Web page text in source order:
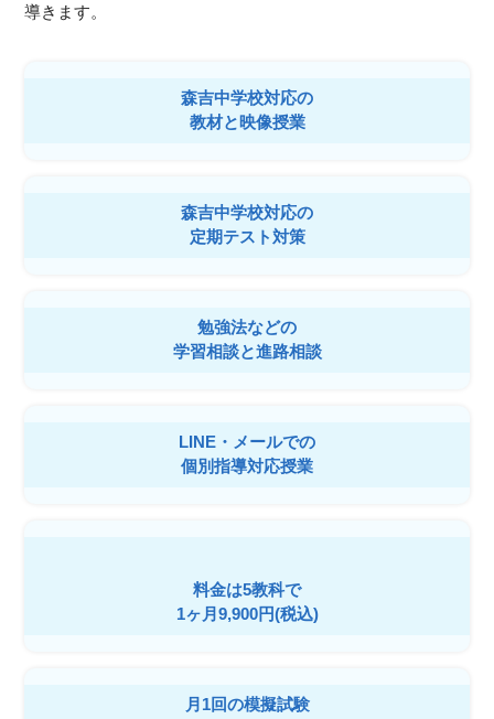
導きます。
森吉中学校対応の
教材と映像授業
森吉中学校対応の
定期テスト対策
勉強法などの
学習相談と進路相談
LINE・メールでの
個別指導対応授業
料金は5教科で
1ヶ月9,900円(税込)
月1回の模擬試験